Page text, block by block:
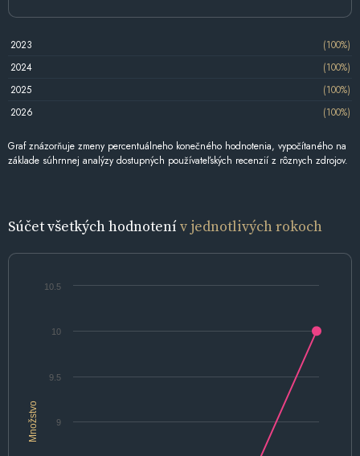
2023
(100%)
2024
(100%)
2025
(100%)
2026
(100%)
Graf znázorňuje zmeny percentuálneho konečného hodnotenia, vypočítaného na
základe súhrnnej analýzy dostupných používateľských recenzií z rôznych zdrojov.
Súčet všetkých hodnotenív jednotlivých rokoch
Množstvo 9
9.5
10
10.5